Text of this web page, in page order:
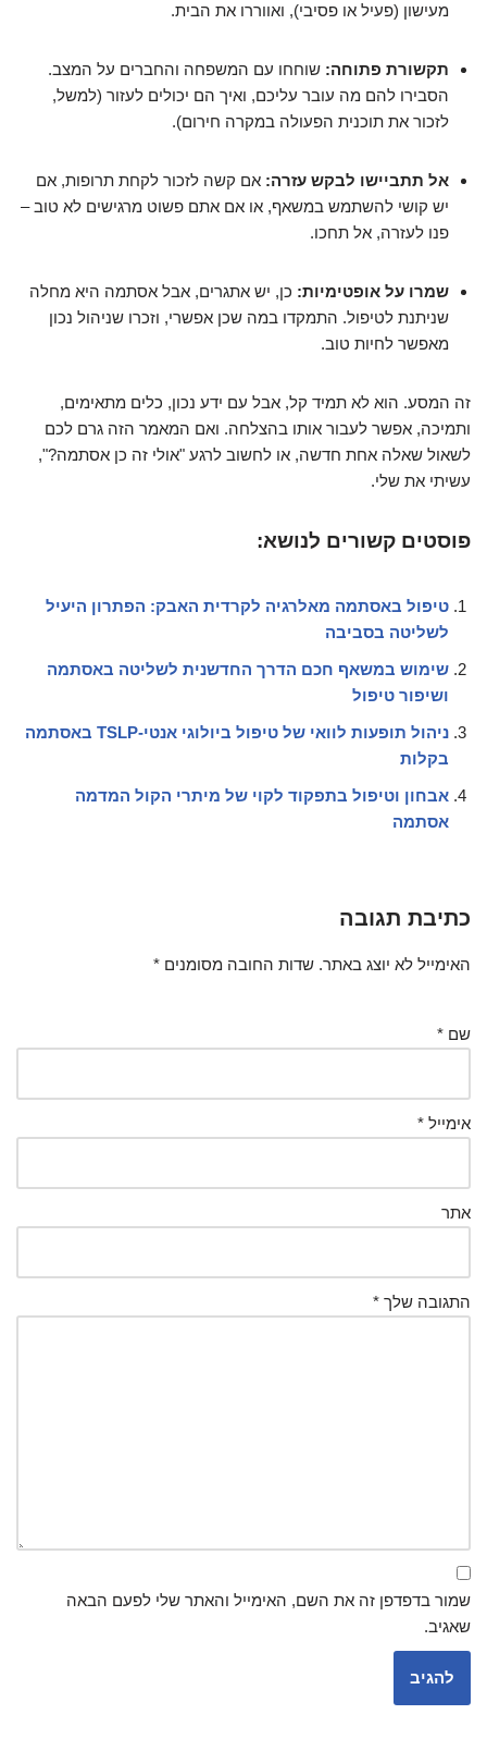
מעישון (פעיל או פסיבי), ואווררו את הבית.
תקשורת פתוחה: שוחחו עם המשפחה והחברים על המצב.
הסבירו להם מה עובר עליכם, ואיך הם יכולים לעזור (למשל,
לזכור את תוכנית הפעולה במקרה חירום).
אל תתביישו לבקש עזרה: אם קשה לזכור לקחת תרופות, אם
יש קושי להשתמש במשאף, או אם אתם פשוט מרגישים לא טוב –
פנו לעזרה, אל תחכו.
שמרו על אופטימיות: כן, יש אתגרים, אבל אסתמה היא מחלה
שניתנת לטיפול. התמקדו במה שכן אפשרי, וזכרו שניהול נכון
מאפשר לחיות טוב.
זה המסע. הוא לא תמיד קל, אבל עם ידע נכון, כלים מתאימים,
ותמיכה, אפשר לעבור אותו בהצלחה. ואם המאמר הזה גרם לכם
לשאול שאלה אחת חדשה, או לחשוב לרגע "אולי זה כן אסתמה?",
עשיתי את שלי.
פוסטים קשורים לנושא:
טיפול באסתמה מאלרגיה לקרדית האבק: הפתרון היעיל
לשליטה בסביבה
שימוש במשאף חכם הדרך החדשנית לשליטה באסתמה
ושיפור טיפול
ניהול תופעות לוואי של טיפול ביולוגי אנטי-TSLP באסתמה
בקלות
אבחון וטיפול בתפקוד לקוי של מיתרי הקול המדמה
אסתמה
כתיבת תגובה
האימייל לא יוצג באתר. שדות החובה מסומנים *
שם *
אימייל *
אתר
התגובה שלך *
שמור בדפדפן זה את השם, האימייל והאתר שלי לפעם הבאה
שאגיב.